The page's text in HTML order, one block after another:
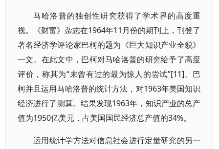
马哈洛普的独创性研究获得了学术界的高度重
视。《财富》杂志在1964年11月份的期刊上，刊登了
著名经济学评论家巴柯的题为《巨大知识产业全貌》
一文。在此文中，巴柯对马哈洛普的研究给予了高度
评价，称其为“未曾有过的最为惊人的尝试”[11]。巴
柯并且运用马哈洛普的统计方法，对1963年美国知识
经济进行了测算。结果发现1963年，知识产业的总产
值为1950亿美元，占美国国民经济总产值的34%。
运用统计学方法对信息社会进行定量研究的另一